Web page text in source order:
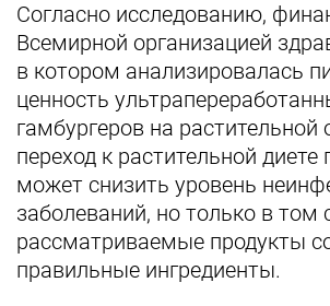
Согласно исследованию,
Всемирной организацией
в котором анализировалась
ценность
гамбургеров на растительной
переход к растительной диете
может снизить уровень
заболеваний, но только в том
рассматриваемые продукты
правильные ингредиенты.